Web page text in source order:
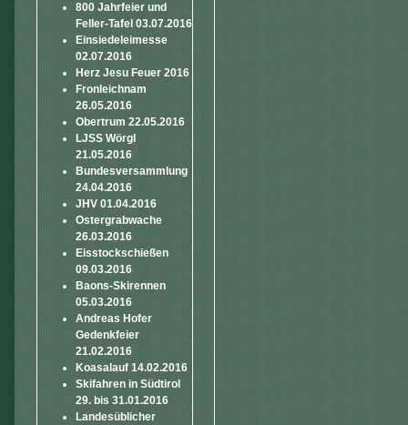
800 Jahrfeier und
Feller-Tafel 03.07.2016
Einsiedeleimesse
02.07.2016
Herz Jesu Feuer 2016
Fronleichnam
26.05.2016
Obertrum 22.05.2016
LJSS Wörgl
21.05.2016
Bundesversammlung
24.04.2016
JHV 01.04.2016
Ostergrabwache
26.03.2016
Eisstockschießen
09.03.2016
Baons-Skirennen
05.03.2016
Andreas Hofer
Gedenkfeier
21.02.2016
Koasalauf 14.02.2016
Skifahren in Südtirol
29. bis 31.01.2016
Landesüblicher